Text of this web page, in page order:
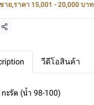
าย,ราคา 15,001 - 20,000 บาท
แชร์
วีดีโอสินค้า
ะรัต (น้ำ 98-100)